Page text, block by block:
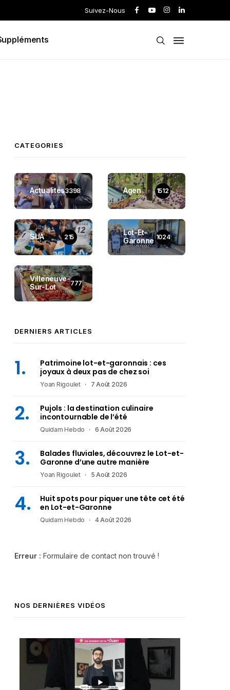
Suivez-Nous
CATEGORIES
Actualités3398 Agen 1512
SUA 215
Lot-Et-
Garonne 1024
Villeneuve-
Sur-Lot
777
DERNIERS ARTICLES
Patrimoine lot-et-garonnais : ces
joyaux à deux pas de chez soi
Yoan Rigoulet 7 Août 2026
Pujols : la destination culinaire
incontournable de l’été
Quidam Hebdo 6 Août 2026
Balades fluviales, découvrez le Lot-et-
Garonne d’une autre manière
Yoan Rigoulet 5 Août 2026
Huit spots pour piquer une tête cet été
en Lot-et-Garonne
Quidam Hebdo 4 Août 2026
Erreur : Formulaire de contact non trouvé !
NOS DERNIÈRES VIDÉOS